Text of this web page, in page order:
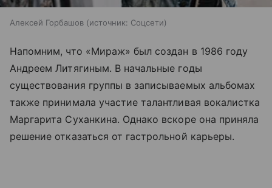
Алексей Горбашов источник: Соцсети
Напомним, что «Мираж» был создан в 1986 году
Андреем Литягиным. В начальные годы
существования группы в записываемых альбомах
также принимала участие талантливая вокалистка
Маргарита Суханкина. Однако вскоре она приняла
решение отказаться от гастрольной карьеры.